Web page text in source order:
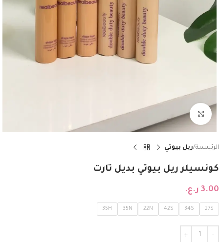
Click to enlarge
الرئيسية ريل بيوتي
كونسيلر ريل بيوتي بديل تارت
3.00 ر.ع.
27S
34S
42S
22N
35N
35H